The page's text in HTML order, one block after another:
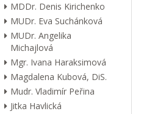
MDDr. Denis Kirichenko
MUDr. Eva Suchánková
MUDr. Angelika
Michajlová
Mgr. Ivana Haraksimová
Magdalena Kubová, DiS.
Mudr. Vladimír Peřina
Jitka Havlická